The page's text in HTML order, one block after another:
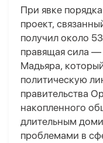
При явке
проект,
получил около
правящая сила
Мадьяра,
политическую
правительства
накопленного
длительным
проблемами в